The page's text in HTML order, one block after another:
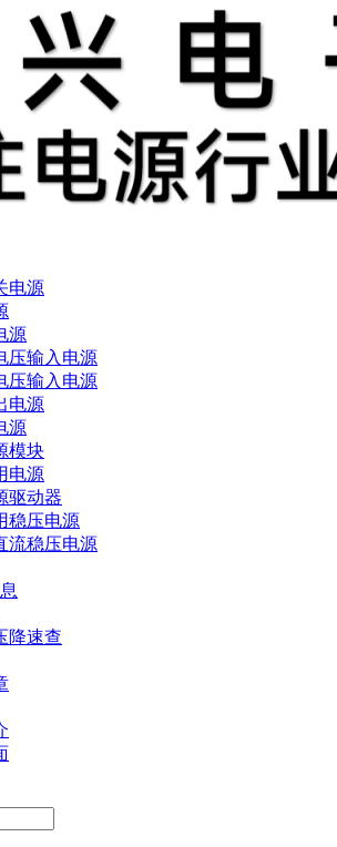
电源
源
压输入电源
压输入电源
电源
源
模块
电源
驱动器
稳压电源
流稳压电源
降速查